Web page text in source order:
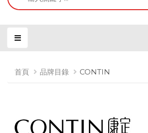
首頁 品牌目錄 CONTIN